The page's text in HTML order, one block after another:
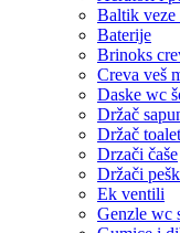
Baltik veze
Baterije
Brinoks
Creva veš
Daske wc
Držač
Držač
Drzači čaše
Držači
Ek ventili
Genzle wc